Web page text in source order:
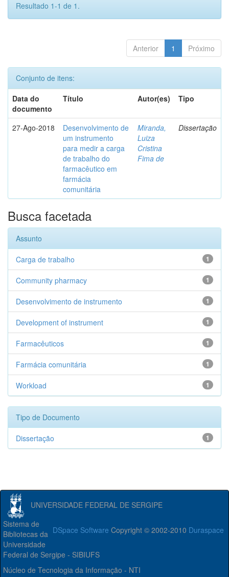
Resultado 1-1 de 1.
Anterior 1 Próximo
Conjunto de itens:
Data do
documento
Título Autor(es) Tipo
27-Ago-2018
Desenvolvimento de
um instrumento
para medir a carga
de trabalho do
farmacêutico em
farmácia
comunitária
Miranda,
Luiza
Cristina
Fima de
Dissertação
Busca facetada
Assunto
1
Carga de trabalho
1
Community pharmacy
1
Desenvolvimento de instrumento
1
Development of instrument
1
Farmacêuticos
1
Farmácia comunitária
1
Workload
Tipo de Documento
1
Dissertação
UNIVERSIDADE FEDERAL DE SERGIPE
DSpace Software Copyright © 2002-2010 Duraspace
Sistema de
Bibliotecas da
Universidade
Federal de Sergipe - SIBIUFS
Núcleo de Tecnologia da Informação - NTI